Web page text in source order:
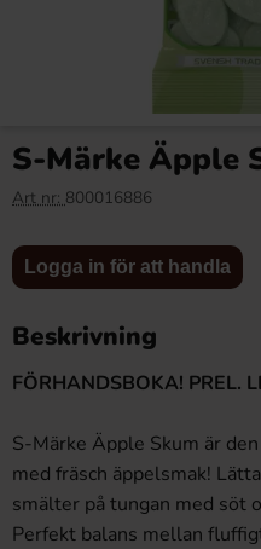
Sköldpadda Äpple 40g x
274.80 kr
Logga in
för att
S-Märke Äpple
Art nr: 800016886
Logga in för att handla
Beskrivning
FÖRHANDSBOKA! PREL.
S-Märke Äpple Skum är
med fräsch äppelsmak!
smälter på tungan med söt
Perfekt balans mellan